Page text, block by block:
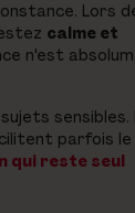
Lors
calme et
n'est
sensibles.
parfois le
qui reste seul